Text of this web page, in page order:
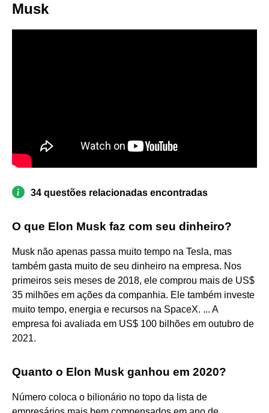
Musk
34 questões relacionadas encontradas
O que Elon Musk faz com seu dinheiro?
Musk não apenas passa muito tempo na Tesla, mas
também gasta muito de seu dinheiro na empresa. Nos
primeiros seis meses de 2018, ele comprou mais de US$
35 milhões em ações da companhia. Ele também investe
muito tempo, energia e recursos na SpaceX. ... A
empresa foi avaliada em US$ 100 bilhões em outubro de
2021.
Quanto o Elon Musk ganhou em 2020?
Número coloca o bilionário no topo da lista de